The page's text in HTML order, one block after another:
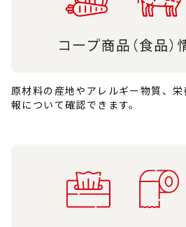
原材料の産地やアレルギー物質、
報について確認できます。